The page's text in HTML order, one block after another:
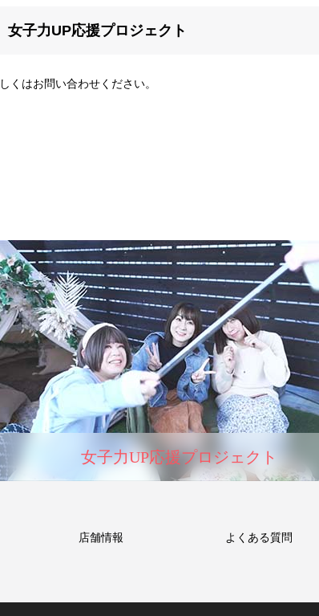
女子力UP応援プロジェクト
くはお問い合わせください。
女子力UP応援プロジェクト
店舗情報 よくある質問